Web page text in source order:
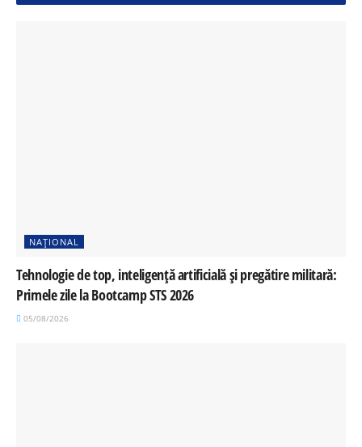
NAȚIONAL
Tehnologie de top, inteligență artificială și pregătire militară:
Primele zile la Bootcamp STS 2026
05/08/2026